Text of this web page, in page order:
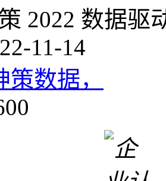
2022 数据驱
11-14
策数据，